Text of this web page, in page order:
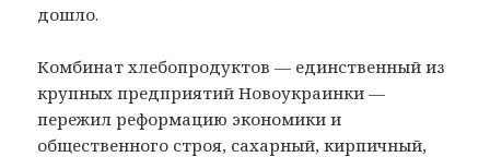
дошло.
Комбинат хлебопродуктов — единственный из
крупных предприятий Новоукраинки —
пережил реформацию экономики и
общественного строя, сахарный, кирпичный,